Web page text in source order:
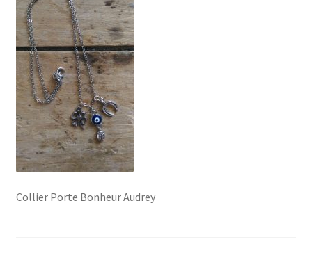
Collier Porte Bonheur Audrey